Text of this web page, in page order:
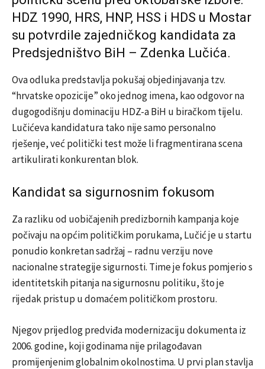
HDZ 1990, HRS, HNP, HSS i HDS u Mostar
su potvrdile zajedničkog kandidata za
Predsjedništvo BiH – Zdenka Lučića.
Ova odluka predstavlja pokušaj objedinjavanja tzv.
“hrvatske opozicije” oko jednog imena, kao odgovor na
dugogodišnju dominaciju HDZ-a BiH u biračkom tijelu.
Lučićeva kandidatura tako nije samo personalno
rješenje, već politički test može li fragmentirana scena
artikulirati konkurentan blok.
Kandidat sa sigurnosnim fokusom
Za razliku od uobičajenih predizbornih kampanja koje
počivaju na općim političkim porukama, Lučić je u startu
ponudio konkretan sadržaj – radnu verziju nove
nacionalne strategije sigurnosti. Time je fokus pomjerio s
identitetskih pitanja na sigurnosnu politiku, što je
rijedak pristup u domaćem političkom prostoru.
Njegov prijedlog predviđa modernizaciju dokumenta iz
2006. godine, koji godinama nije prilagođavan
promijenjenim globalnim okolnostima. U prvi plan stavlja